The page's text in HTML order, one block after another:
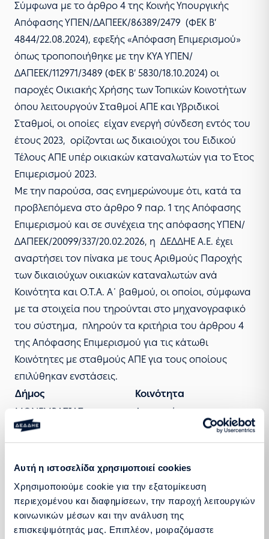
Αυτή η ιστοσελίδα χρησιμοποιεί cookies
Χρησιμοποιούμε cookie για την εξατομίκευση
περιεχομένου και διαφημίσεων, την παροχή λειτουργιών
κοινωνικών μέσων και την ανάλυση της
επισκεψιμότητάς μας. Επιπλέον, μοιραζόμαστε
Σύμφωνα με το άρθρο 4 της Κοινής Υπουργικής
Απόφασης ΥΠΕΝ/ΔΑΠΕΕΚ/86389/2479 (ΦΕΚ Β’
4844/22.08.2024), εφεξής «Απόφαση Επιμερισμού»
όπως τροποποιήθηκε με την ΚΥΑ ΥΠΕΝ/
ΔΑΠΕΕΚ/112971/3489 (ΦΕΚ Β’ 5830/18.10.2024) οι
παροχές Οικιακής Χρήσης των Τοπικών Κοινοτήτων
όπου λειτουργούν Σταθμοί ΑΠΕ και Υβριδικοί
Σταθμοί, οι οποίες είχαν ενεργή σύνδεση εντός του
έτους 2023, ορίζονται ως δικαιούχοι του Ειδικού
Τέλους ΑΠΕ υπέρ οικιακών καταναλωτών για το Έτος
Επιμερισμού 2023.
Με την παρούσα, σας ενημερώνουμε ότι, κατά τα
προβλεπόμενα στο άρθρο 9 παρ. 1 της Απόφασης
Επιμερισμού και σε συνέχεια της απόφασης ΥΠΕΝ/
ΔΑΠΕΕΚ/20099/337/20.02.2026, η ΔΕΔΔΗΕ Α.Ε. έχει
αναρτήσει τον πίνακα με τους Αριθμούς Παροχής
των δικαιούχων οικιακών καταναλωτών ανά
Κοινότητα και Ο.Τ.Α. Α΄ βαθμού, οι οποίοι, σύμφωνα
με τα στοιχεία που τηρούνται στο μηχανογραφικό
του σύστημα, πληρούν τα κριτήρια του άρθρου 4
της Απόφασης Επιμερισμού για τις κάτωθι
Κοινότητες με σταθμούς ΑΠΕ για τους οποίους
επιλύθηκαν ενστάσεις.
Δήμος
Κοινότητα
ΜΟΝΕΜΒΑΣΙΑΣ
Λαμποκάμπου
Δικαιούχοι οικιακοί καταναλωτές, οι Αρ. Παροχής
των οποίων δεν συμπεριλαμβάνονται στον σχετικό
Ο.Τ.Α. Α’ βαθμού, προκειμένου οι τελευταίοι να
ενημερώσουν τη διοικητική υπαγωγή των σχετικών
Αρ. Παροχής στο μηχανογραφικό σύστημα της